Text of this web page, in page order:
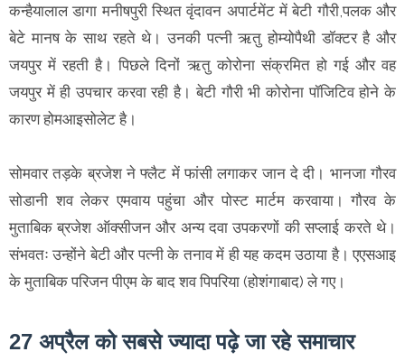
कन्हैयालाल डागा मनीषपुरी स्थित वृंदावन अपार्टमेंट में बेटी गौरी,पलक और
बेटे मानष के साथ रहते थे। उनकी पत्नी ऋतु होम्योपैथी डॉक्टर है और
जयपुर में रहती है। पिछले दिनों ऋतु कोरोना संक्रमित हो गई और वह
जयपुर में ही उपचार करवा रही है। बेटी गौरी भी कोरोना पॉजिटिव होने के
कारण होमआइसोलेट है।
सोमवार तड़के ब्रजेश ने फ्लैट में फांसी लगाकर जान दे दी। भानजा गौरव
सोडानी शव लेकर एमवाय पहुंचा और पोस्ट मार्टम करवाया। गौरव के
मुताबिक ब्रजेश ऑक्सीजन और अन्य दवा उपकरणों की सप्लाई करते थे।
संभवतः उन्होंने बेटी और पत्नी के तनाव में ही यह कदम उठाया है। एएसआइ
के मुताबिक परिजन पीएम के बाद शव पिपरिया (होशंगाबाद) ले गए।
27 अप्रैल को सबसे ज्यादा पढ़े जा रहे समाचार